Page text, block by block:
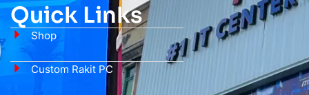
Quick Links
Shop
Custom Rakit PC